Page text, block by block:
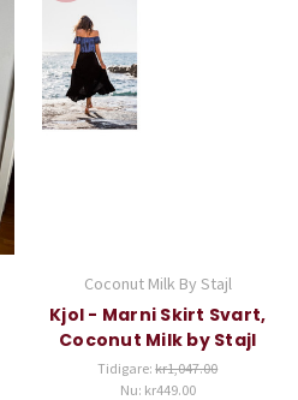
Coconut Milk By Stajl
Kjol - Marni Skirt Svart,
Coconut Milk by Stajl
Tidigare:kr1,047.00
Nu: kr449.00